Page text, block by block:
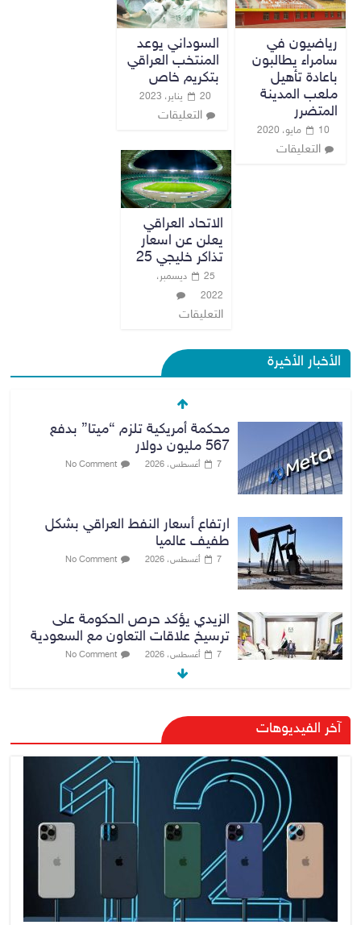
رياضيون في
سامراء يطالبون
باعادة تأهيل
ملعب المدينة
المتضرر
10 مايو، 2020
التعليقات
السوداني يوعد
المنتخب العراقي
بتكريم خاص
20 يناير، 2023
التعليقات
الاتحاد العراقي
يعلن عن اسعار
تذاكر خليجي 25
25 ديسمبر،
2022
التعليقات
الأخبار الأخيرة
محكمة أمريكية تلزم “ميتا” بدفع
567 مليون دولار
7 أغسطس، 2026 No Comment
ارتفاع أسعار النفط العراقي بشكل
طفيف عالميا
7 أغسطس، 2026 No Comment
الزيدي يؤكد حرص الحكومة على
ترسيخ علاقات التعاون مع السعودية
7 أغسطس، 2026 No Comment
وزارة الداخلية: الحدود العراقية تشهد
مستوى عالياً من الأمن والاستقرار
القضاء الأعلى: القبض على عدد من
موظفي بلدية الناصرية ومعقبين
ضبطت بحوزتهم مستندات وأختام
مزورة
آخر الفيديوهات